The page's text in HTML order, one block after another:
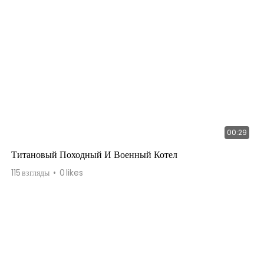
00:29
Титановый Походный И Военный Котел
115взгляды 0likes